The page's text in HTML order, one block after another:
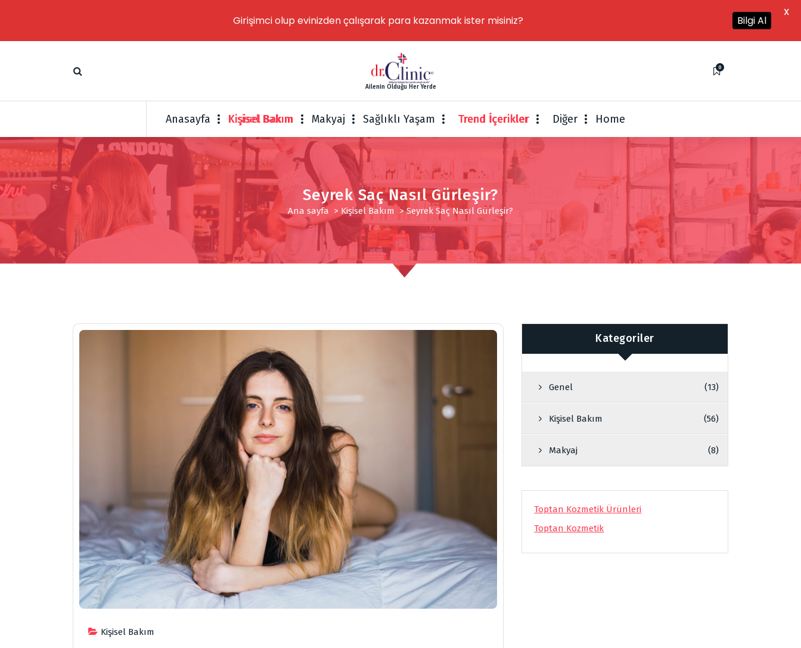
i
g
e
Ailenin Olduğu Her Yerde
0
Anasayfa Kişisel Bakım Makyaj Sağlıklı Yaşam Trend İçerikler Diğer Home
Seyrek Saç Nasıl Gürleşir?
Ana sayfa > Kişisel Bakım >Seyrek Saç Nasıl Gürleşir?
Kişisel Bakım
Kategoriler
Genel (13)
Kişisel Bakım (56)
Makyaj (8)
Toptan Kozmetik Ürünleri
Toptan Kozmetik
Girişimci olup evinizden çalışarak para kazanmak ister misiniz? Bilgi Al
X